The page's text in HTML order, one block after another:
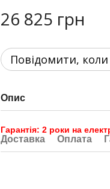
26 825 грн
Повідомити,
Опис
Гарантія: 2 роки на
Доставка Оплата